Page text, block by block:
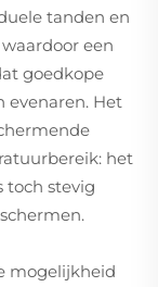
tanden en
een
goedkope
Het
het
toch stevig
mogelijkheid